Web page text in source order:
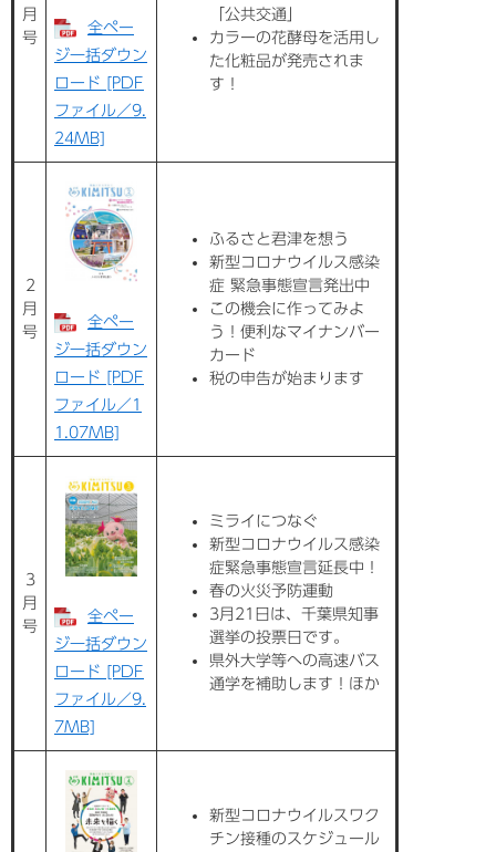
月
号
全ペー
ジ一括ダウン
ロード [PDF
ファイル／9.
24MB]
「公共交通」
カラーの花酵母を活用し
た化粧品が発売されま
す！
2
月
号
全ペー
ジ一括ダウン
ロード [PDF
ファイル／1
1.07MB]
ふるさと君津を想う
新型コロナウイルス感染
症 緊急事態宣言発出中
この機会に作ってみよ
う！便利なマイナンバー
カード
税の申告が始まります
3
月
号
全ペー
ジ一括ダウン
ロード [PDF
ファイル／9.
7MB]
ミライにつなぐ
新型コロナウイルス感染
症緊急事態宣言延長中！
春の火災予防運動
3月21日は、千葉県知事
選挙の投票日です。
県外大学等への高速バス
通学を補助します！ほか
新型コロナウイルスワク
チン接種のスケジュール